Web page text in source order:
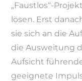
„Faustlos“-
lösen. Erst
sie sich an die
die Ausweitung
Aufsicht
geeignete